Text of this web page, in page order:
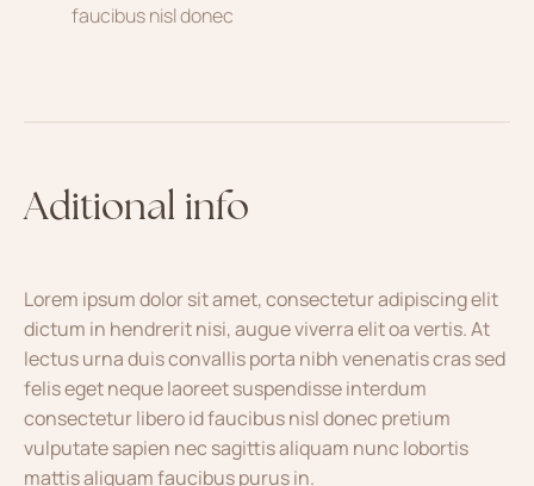
faucibus nisl donec
Aditional info
Lorem ipsum dolor sit amet, consectetur adipiscing elit
dictum in hendrerit nisi, augue viverra elit oa vertis. At
lectus urna duis convallis porta nibh venenatis cras sed
felis eget neque laoreet suspendisse interdum
consectetur libero id faucibus nisl donec pretium
vulputate sapien nec sagittis aliquam nunc lobortis
mattis aliquam faucibus purus in.